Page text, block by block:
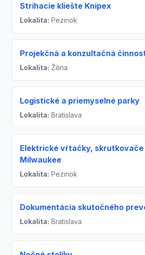
Strihacie kliešte Knipex
Lokalita: Pezinok
Projekčná a konzultačná
Lokalita: Žilina
Logistické a priemyselné parky
Lokalita: Bratislava
Elektrické vŕtačky,
Milwaukee
Lokalita: Pezinok
Dokumentácia skutočného
Lokalita: Bratislava